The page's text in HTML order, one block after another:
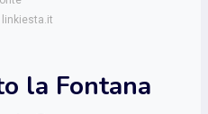
la Fontana